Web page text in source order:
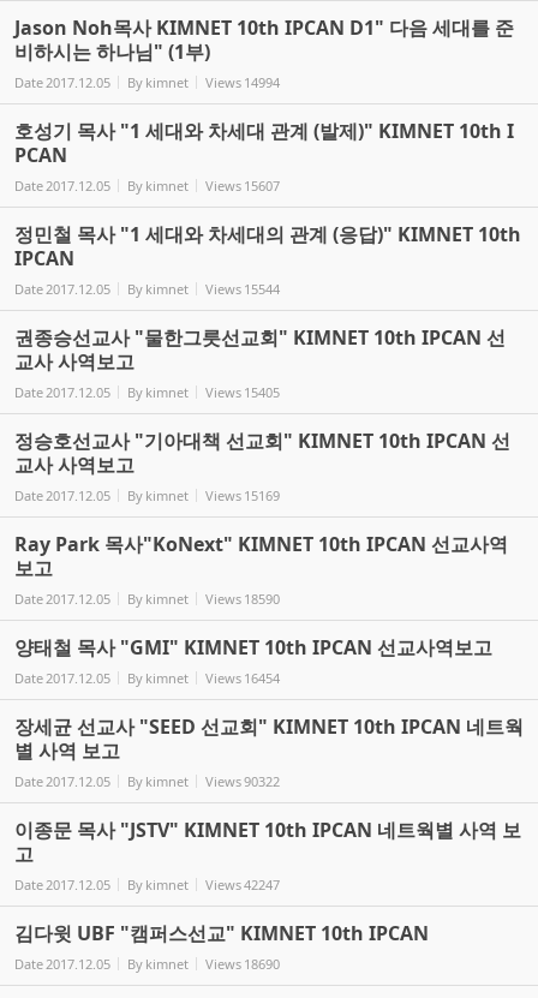
Jason Noh목사 KIMNET 10th IPCAN D1" 다음 세대를 준
비하시는 하나님" (1부)
Date2017.12.05 By kimnet Views 14994
호성기 목사 "1 세대와 차세대 관계 (발제)" KIMNET 10th I
PCAN
Date2017.12.05 By kimnet Views 15607
정민철 목사 "1 세대와 차세대의 관계 (응답)" KIMNET 10th
IPCAN
Date2017.12.05 By kimnet Views 15544
권종승선교사 "물한그릇선교회" KIMNET 10th IPCAN 선
교사 사역보고
Date2017.12.05 By kimnet Views 15405
정승호선교사 "기아대책 선교회" KIMNET 10th IPCAN 선
교사 사역보고
Date2017.12.05 By kimnet Views 15169
Ray Park 목사"KoNext" KIMNET 10th IPCAN 선교사역
보고
Date2017.12.05 By kimnet Views 18590
양태철 목사 "GMI" KIMNET 10th IPCAN 선교사역보고
Date2017.12.05 By kimnet Views 16454
장세균 선교사 "SEED 선교회" KIMNET 10th IPCAN 네트웍
별 사역 보고
Date2017.12.05 By kimnet Views90322
이종문 목사 "JSTV" KIMNET 10th IPCAN 네트웍별 사역 보
고
Date2017.12.05 By kimnet Views42247
김다윗 UBF "캠퍼스선교" KIMNET 10th IPCAN
Date2017.12.05 By kimnet Views 18690